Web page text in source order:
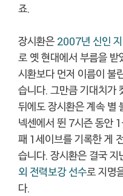
죠.
장시환은 2007년 신인
로 옛 현대에서 부름을
시환보다 먼저 이름이
습니다. 그만큼 기대치가
뒤에도 장시환은 계속 별
넥센에서 뛴 7시즌 동안
패 1세이브를 기록한 게
습니다. 장시환은 결국
외 전력보강 선수로 지명
다.